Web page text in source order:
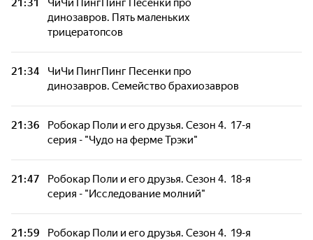
21:31
ЧиЧи ПингПинг Песенки про
динозавров. Пять маленьких
трицератопсов
21:34
ЧиЧи ПингПинг Песенки про
динозавров. Семейство брахиозавров
21:36
Робокар Поли и его друзья. Сезон 4. 17-я
серия - "Чудо на ферме Трэки"
21:47
Робокар Поли и его друзья. Сезон 4. 18-я
серия - "Исследование молний"
21:59
Робокар Поли и его друзья. Сезон 4. 19-я